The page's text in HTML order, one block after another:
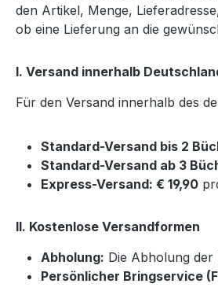
den Artikel, Menge,
ob eine Lieferung an die
I. Versand innerhalb
Für den Versand innerhalb des
Standard-Versand bis 2
Standard-Versand ab 3
Express-Versand: € 19,90
II. Kostenlose Versandformen
Abholung: Die Abholung der
Persönlicher Bringservice